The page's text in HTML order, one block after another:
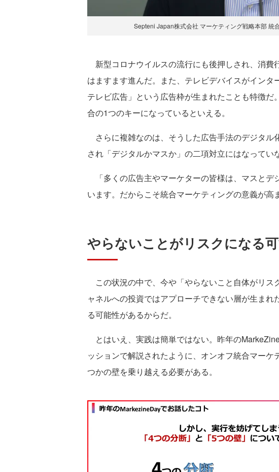
Septeni Japan株式会社 マーケティング戦略本部 統
新型コロナウイルスの流行にも後押しされ、消費
はますます進んだ。また、テレビデバイスがインタ
テレビ広告」という広告枠が生まれたことも特徴
合の1つのキーになっているといえる。
さらに複雑なのは、そうした広告手法のデジタル
され「デジタルかマスか」の二項対立にはなってい
「多くの広告主やマーケターの皆様は、マスとデ
います。だからこそ統合マーケティングの意義が高
やらないことがリスクになる
この状況の中で、今や「やらないこと自体がリス
ャネルへの投資ではアプローチできない層が生ま
る可能性があるからだ。
とはいえ、実践は簡単ではない。昨年の
ッションで解説されたように、オンオフ統合マーケ
つかの壁を乗り越える必要がある。